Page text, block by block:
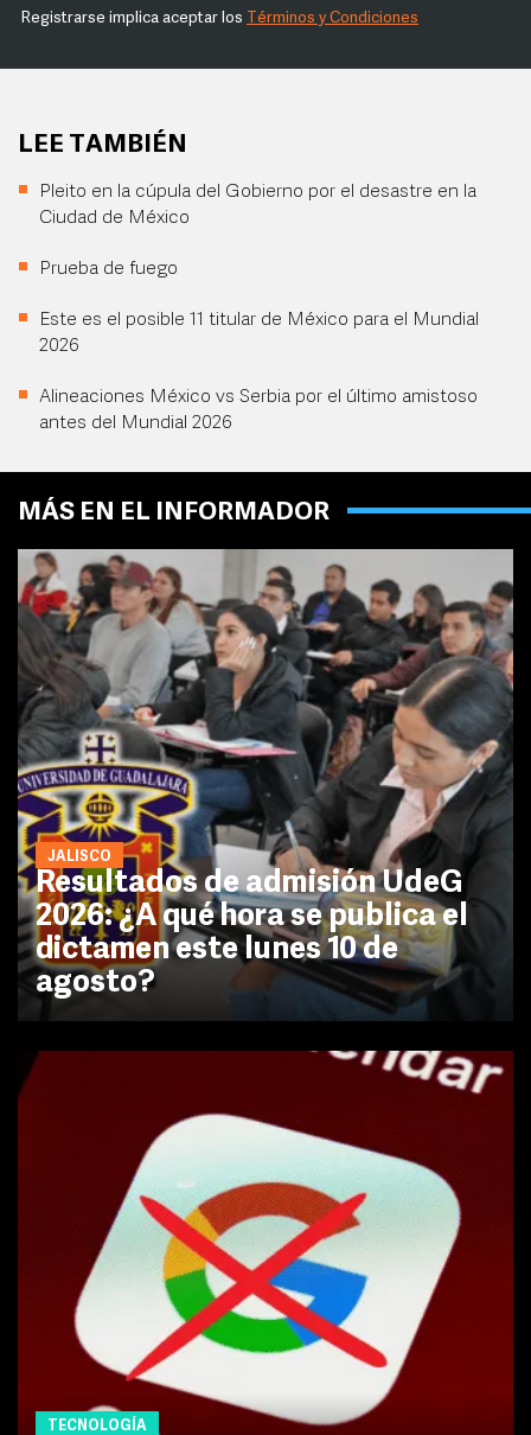
Registrarse implica aceptar los Términos y Condiciones
LEE TAMBIÉN
Pleito en la cúpula del Gobierno por el desastre en la
Ciudad de México
Prueba de fuego
Este es el posible 11 titular de México para el Mundial
2026
Alineaciones México vs Serbia por el último amistoso
antes del Mundial 2026
MÁS EN EL INFORMADOR
JALISCO
Resultados de admisión UdeG
2026: ¿A qué hora se publica el
dictamen este lunes 10 de
agosto?
TECNOLOGÍA